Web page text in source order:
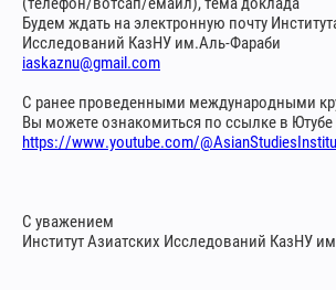
Будем ждать на электронную почту
Исследований КазНУ им.Аль-Фараби
iaskaznu@gmail.com
С ранее проведенными международными
Вы можете ознакомиться по ссылке в Ютубе
https://www.youtube.com/
С уважением
Институт Азиатских Исследований КазНУ